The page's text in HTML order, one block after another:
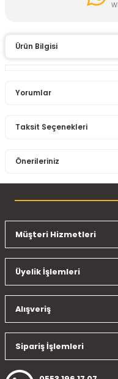
Ürün Bilgisi
Yorumlar
Taksit Seçenekleri
Önerileriniz
konularda yetersiz
Ürün resmi kalitesiz,
Ürün açıklamasında
Ürün fiyatı diğer
Bu ürüne benzer farklı
Müşteri Hizmetleri
Üyelik İşlemleri
Alışveriş
Sipariş İşlemleri